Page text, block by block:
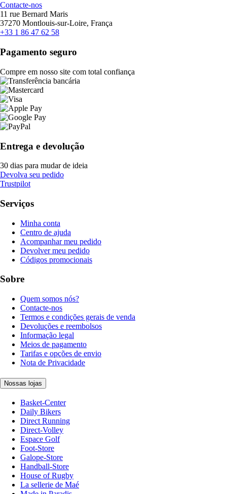
Contacte-nos
11 rue Bernard Maris
37270 Montlouis-sur-Loire, França
+33 1 86 47 62 58
Pagamento seguro
Compre em nosso site com total confiança
Entrega e devolução
30 dias para mudar de ideia
Devolva seu pedido
Trustpilot
Serviços
Minha conta
Centro de ajuda
Acompanhar meu pedido
Devolver meu pedido
Códigos promocionais
Sobre
Quem somos nós?
Contacte-nos
Termos e condições gerais de venda
Devoluções e reembolsos
Informação legal
Meios de pagamento
Tarifas e opções de envio
Nota de Privacidade
Nossas lojas
Basket-Center
Daily Bikers
Direct Running
Direct-Volley
Espace Golf
Foot-Store
Galope-Store
Handball-Store
House of Rugby
La sellerie de Maé